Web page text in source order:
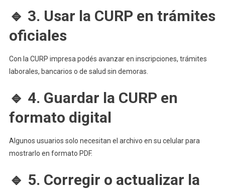
🔹 3. Usar la CURP en trámites
oficiales
Con la CURP impresa podés avanzar en inscripciones, trámites
laborales, bancarios o de salud sin demoras.
🔹 4. Guardar la CURP en
formato digital
Algunos usuarios solo necesitan el archivo en su celular para
mostrarlo en formato PDF.
🔹 5. Corregir o actualizar la